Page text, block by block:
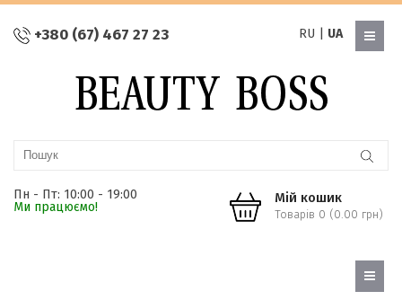
+380 (67) 467 27 23 RU UA
Пн - Пт: 10:00 - 19:00
Ми працюємо!
Мій кошик
Товарів 0 (0.00 грн)